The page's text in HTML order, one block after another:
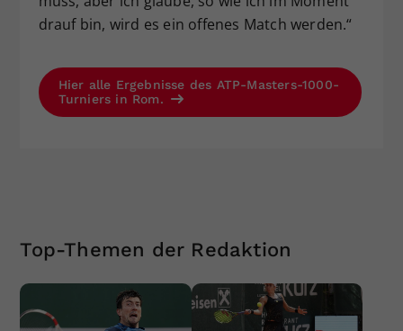
drauf bin, wird es ein offenes Match werden.“
Hier alle Ergebnisse des ATP-Masters-1000-
Turniers in Rom.
Top-Themen der Redaktion